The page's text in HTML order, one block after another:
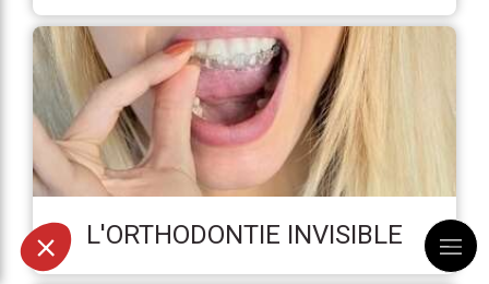
L'ORTHODONTIE INVISIBLE